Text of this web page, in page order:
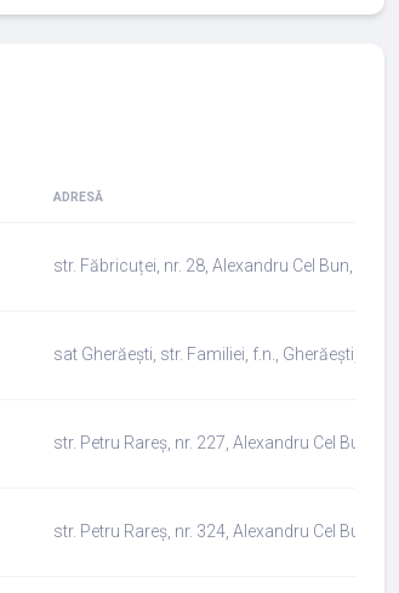
ADRESĂ
str. Făbricuței, nr. 28, Alexandru Cel Bun,
sat Gherăești, str. Familiei, f.n., Gherăești,
str. Petru Rareș, nr. 227, Alexandru Cel Bun,
str. Petru Rareș, nr. 324, Alexandru Cel Bun,